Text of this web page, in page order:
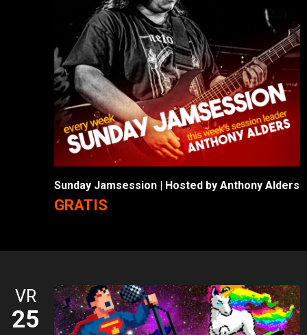
Sunday Jamsession | Hosted by Anthony Alders
GRATIS
VR
25